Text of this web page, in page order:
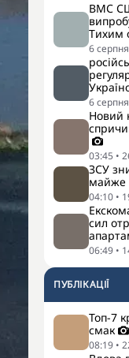
ВМС
Тихим
6
6
Новий
03:45 •
ЗСУ
майже
04:10 •
сил
06:49 •
ПУБЛІКАЦІЇ
Топ-7
смак
08:19 •